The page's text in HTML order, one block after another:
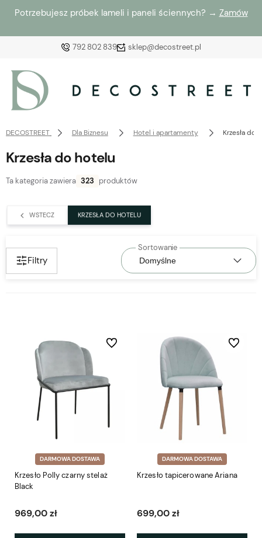
Potrzebujesz próbek lameli i paneli ściennych? → Zamów
792 802 839 sklep@decostreet.pl
Załóż konto
zaloguj się, aby przywrócić dodane produkty do listy
z poprzedniej sesji.
DECOSTREET Dla Biznesu Hotel i apartamenty Krzesła do
Krzesła do hotelu
Ta kategoria zawiera 323 produktów
WSTECZ KRZESŁA DO HOTELU
Filtry
DARMOWA DOSTAWA
Krzesło Polly czarny stelaż
Black
969,00 zł
Do ulubionych
DARMOWA DOSTAWA
Krzesło tapicerowane Ariana
699,00 zł
Do